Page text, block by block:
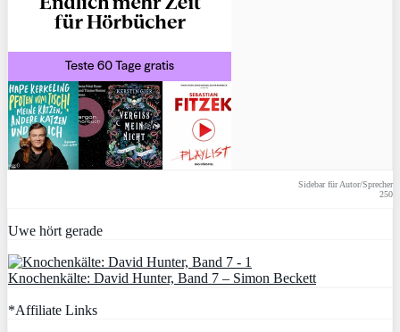
Sidebar für Autor/Sprecher
250
Uwe hört gerade
Knochenkälte: David Hunter, Band 7 – Simon Beckett
*Affiliate Links